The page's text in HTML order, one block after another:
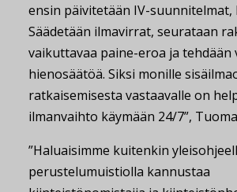
ensin päivitetään IV-suunnitelmat,
Säädetään ilmavirrat, seurataan
vaikuttavaa paine-eroa ja tehdään
hienosäätöä. Siksi monille
ratkaisemisesta vastaavalle on
ilmanvaihto käymään 24/7”,
”Haluaisimme kuitenkin
perustelumuistiolla kannustaa